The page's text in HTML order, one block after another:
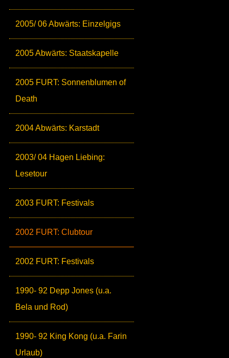
2005/ 06 Abwärts: Einzelgigs
2005 Abwärts: Staatskapelle
2005 FURT: Sonnenblumen of
Death
2004 Abwärts: Karstadt
2003/ 04 Hagen Liebing:
Lesetour
2003 FURT: Festivals
2002 FURT: Clubtour
2002 FURT: Festivals
1990- 92 Depp Jones (u.a.
Bela und Rod)
1990- 92 King Kong (u.a. Farin
Urlaub)